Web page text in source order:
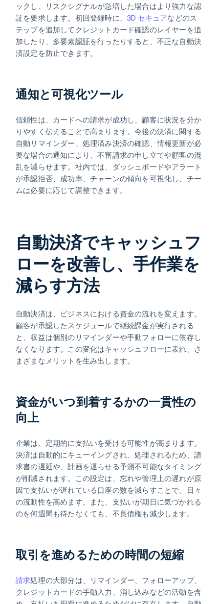
ックし、リスクシグナルが急増した場合はより強力な認
証を要求します。初回登録時に、 3D セキュアなどのス
テップを追加してクレジットカード確認のレイヤーを追
加したり、多要素認証を行ったりすると、不正な自動決
済設定を防止できます。
通知と可視化ツール
信頼性は、カードへの請求が成功し、顧客に状況を分か
りやすく伝えることで高まります。今後の決済に関する
自動リマインダー、処理済み決済の確認、情報更新が必
要な場合の通知により、不審請求の申し立てや顧客の混
乱を減らせます。社内では、ダッシュボードやアラート
が承認拒否、成功率、チャーンの傾向を可視化し、チー
ムは必要に応じて調整できます。
自動決済でキャッシュフ
ローを改善し、手作業を
減らす方法
自動決済は、ビジネスにおける資金の流れを変えます。
顧客が承認したスケジュールで継続課金が実行される
と、収益は個別のリマインダーや手動フォローに依存し
なくなります。この変化はキャッシュフローに表れ、さ
まざまなメリットを生み出します。
資金がいつ到着するかの一貫性の
向上
企業は、定期的に支払いを受ける可能性が高まります。
決済は自動的にキューイングされ、処理されるため、請
求書の遅延や、計画を遅らせる予測不可能なタイミング
が削減されます。この設定は、忘れや管理上の遅れが原
因で支払いが遅れている口座の数を減らすことで、日々
の流動性を高めます。また、支払いが期日に気づかれる
のを何週間も待たなくても、不良債権も減少します。
取引を進めるための時間の短縮
請求処理の大部分は、リマインダー、フォローアップ、
クレジットカードの手動入力、消し込みなどの活動を含